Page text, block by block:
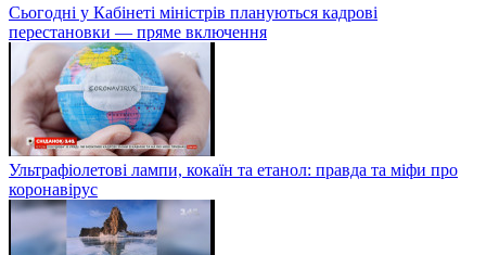
Сьогодні у Кабінеті міністрів плануються кадрові
перестановки — пряме включення
Ультрафіолетові лампи, кокаїн та етанол: правда та міфи про
коронавірус